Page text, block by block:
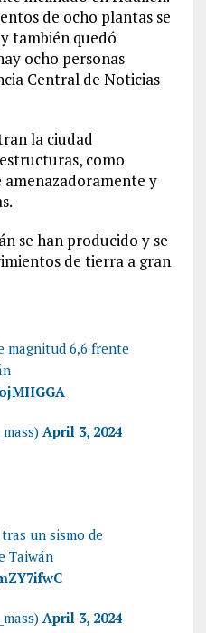
de ocho plantas se
también quedó
ocho personas
Central de Noticias
la ciudad
como
y
se han producido y se
de tierra a gran
magnitud 6,6 frente
April 3, 2024
un sismo de
Taiwán
April 3, 2024